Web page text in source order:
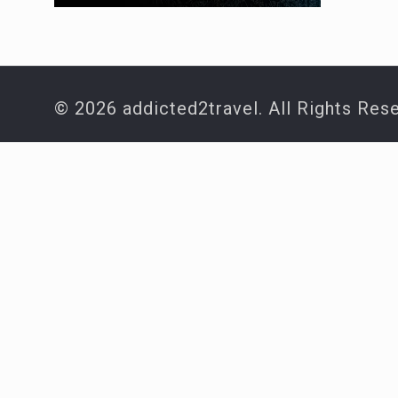
© 2026 addicted2travel. All Rights